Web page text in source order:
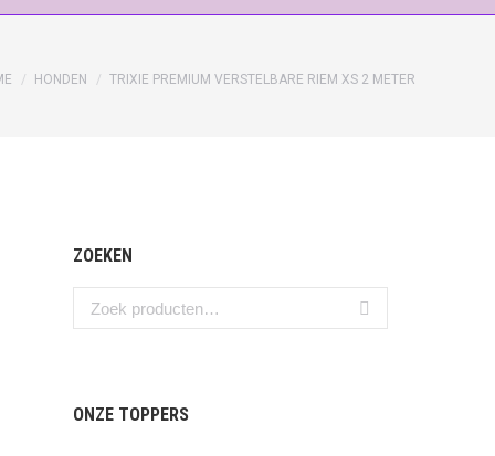
HONDEN TRIXIE PREMIUM VERSTELBARE RIEM XS 2 METER
ZOEKEN
ONZE TOPPERS